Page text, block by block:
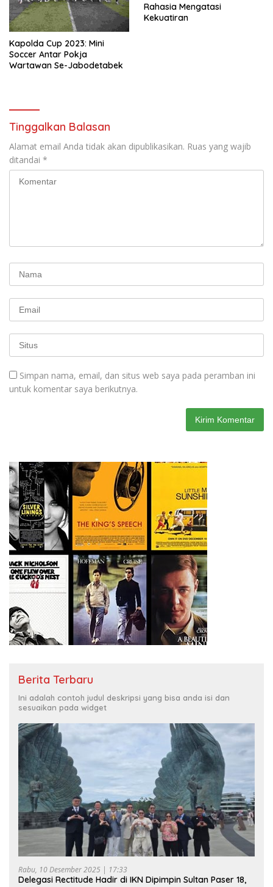
Kapolda Cup 2023: Mini
Soccer Antar Pokja
Wartawan Se-Jabodetabek
Rahasia Mengatasi
Kekuatiran
Tinggalkan Balasan
Alamat email Anda tidak akan dipublikasikan. Ruas yang wajib
ditandai *
Simpan nama, email, dan situs web saya pada peramban ini
untuk komentar saya berikutnya.
Berita Terbaru
Ini adalah contoh judul deskripsi yang bisa anda isi dan
sesuaikan pada widget
Rabu, 10 Desember 2025 | 17:33
Delegasi Rectitude Hadir di IKN Dipimpin Sultan Paser 18,